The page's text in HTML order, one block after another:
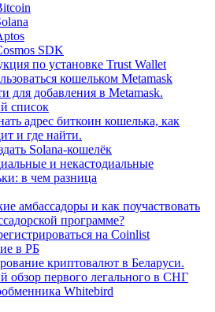
SDK
по установке Trust Wallet
кошельком Metamask
для добавления в Metamask.
список
адрес биткоин кошелька, как
и где найти.
Solana-кошелёк
и некастодиальные
в чем разница
амбассадоры и как поучаствовать
программе?
на Coinlist
в РБ
криптовалют в Беларуси.
обзор первого легального в СНГ
Whitebird